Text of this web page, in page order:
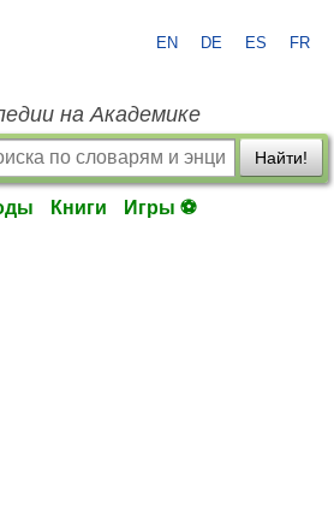
EN DE ES FR
на Академике
Найти!
Книги Игры ⚽